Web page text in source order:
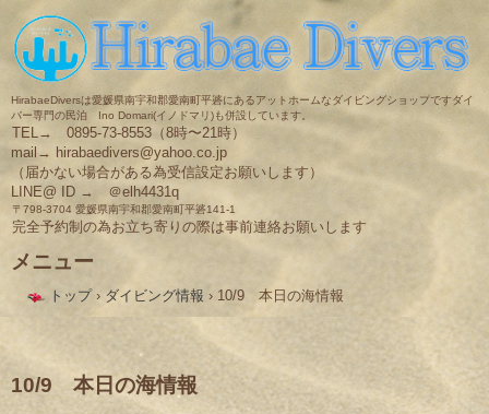
HirabaeDiversは愛媛県南宇和郡愛南町平碆にあるアットホームなダイビングショップですダイ
バー専門の民泊 Ino Domari(イノドマリ)も併設しています。
TEL→ 0895-73-8553（8時〜21時）
mail→ hirabaedivers@yahoo.co.jp
（届かない場合がある為受信設定お願いします）
LINE@ ID → ＠elh4431q
〒798-3704 愛媛県南宇和郡愛南町平碆141-1
完全予約制の為お立ち寄りの際は事前連絡お願いします
メニュー
へ
ス
トップ › ダイビング情報 › 10/9 本日の海情報
10/9 本日の海情報